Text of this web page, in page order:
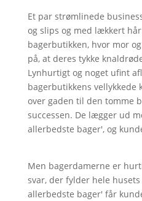
Et par strømlinede
og slips og med lækkert
bagerbutikken, hvor mor
på, at deres tykke
Lynhurtigt og noget ufint
bagerbutikkens vellykkede
over gaden til den tomme
successen. De lægger ud
allerbedste bager', og
Men bagerdamerne er
svar, der fylder hele
allerbedste bager' får